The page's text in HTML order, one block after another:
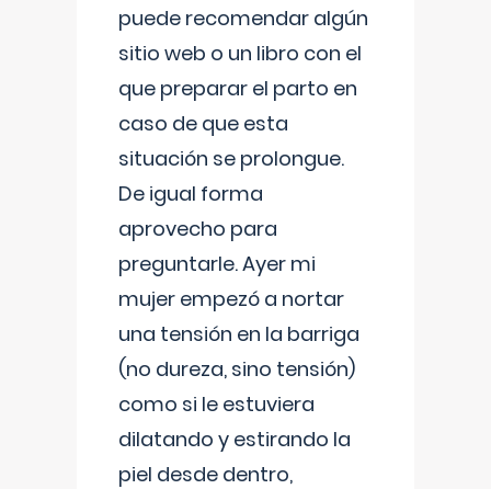
puede recomendar algún
sitio web o un libro con el
que preparar el parto en
caso de que esta
situación se prolongue.
De igual forma
aprovecho para
preguntarle. Ayer mi
mujer empezó a nortar
una tensión en la barriga
(no dureza, sino tensión)
como si le estuviera
dilatando y estirando la
piel desde dentro,